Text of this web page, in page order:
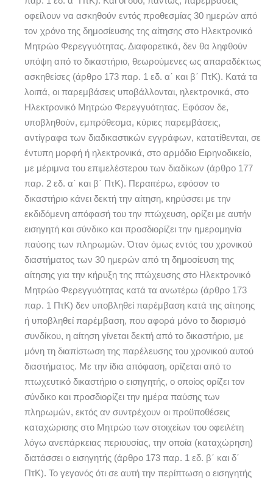
οφείλουν να ασκηθούν εντός προθεσμίας 30 ημερών από
τον χρόνο της δημοσίευσης της αίτησης στο Ηλεκτρονικό
Μητρώο Φερεγγυότητας. Διαφορετικά, δεν θα ληφθούν
υπόψη από το δικαστήριο, θεωρούμενες ως απαραδέκτως
ασκηθείσες (άρθρο 173 παρ. 1 εδ. α΄ και β΄ ΠτΚ). Κατά τα
λοιπά, οι παρεμβάσεις υποβάλλονται, ηλεκτρονικά, στο
Ηλεκτρονικό Μητρώο Φερεγγυότητας. Εφόσον δε,
υποβληθούν, εμπρόθεσμα, κύριες παρεμβάσεις,
αντίγραφα των διαδικαστικών εγγράφων, κατατίθενται, σε
έντυπη μορφή ή ηλεκτρονικά, στο αρμόδιο Ειρηνοδικείο,
με μέριμνα του επιμελέστερου των διαδίκων (άρθρο 177
παρ. 2 εδ. α΄ και β΄ ΠτΚ). Περαιτέρω, εφόσον το
δικαστήριο κάνει δεκτή την αίτηση, κηρύσσει με την
εκδιδόμενη απόφασή του την πτώχευση, ορίζει με αυτήν
εισηγητή και σύνδικο και προσδιορίζει την ημερομηνία
παύσης των πληρωμών. Όταν όμως εντός του χρονικού
διαστήματος των 30 ημερών από τη δημοσίευση της
αίτησης για την κήρυξη της πτώχευσης στο Ηλεκτρονικό
Μητρώο Φερεγγυότητας κατά τα ανωτέρω (άρθρο 173
παρ. 1 ΠτΚ) δεν υποβληθεί παρέμβαση κατά της αίτησης
ή υποβληθεί παρέμβαση, που αφορά μόνο το διορισμό
συνδίκου, η αίτηση γίνεται δεκτή από το δικαστήριο, με
μόνη τη διαπίστωση της παρέλευσης του χρονικού αυτού
διαστήματος. Με την ίδια απόφαση, ορίζεται από το
πτωχευτικό δικαστήριο ο εισηγητής, ο οποίος ορίζει τον
σύνδικο και προσδιορίζει την ημέρα παύσης των
πληρωμών, εκτός αν συντρέχουν οι προϋποθέσεις
καταχώρισης στο Μητρώο των στοιχείων του οφειλέτη
λόγω ανεπάρκειας περιουσίας, την οποία (καταχώρηση)
διατάσσει ο εισηγητής (άρθρο 173 παρ. 1 εδ. β΄ και δ΄
ΠτΚ). Το γεγονός ότι σε αυτή την περίπτωση ο εισηγητής